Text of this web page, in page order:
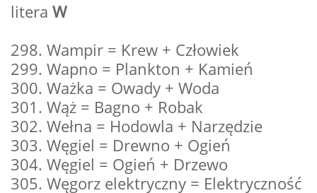
litera W
298. Wampir = Krew + Człowiek
299. Wapno = Plankton + Kamień
300. Ważka = Owady + Woda
301. Wąż = Bagno + Robak
302. Wełna = Hodowla + Narzędzie
303. Węgiel = Drewno + Ogień
304. Węgiel = Ogień + Drzewo
305. Węgorz elektryczny = Elektryczność